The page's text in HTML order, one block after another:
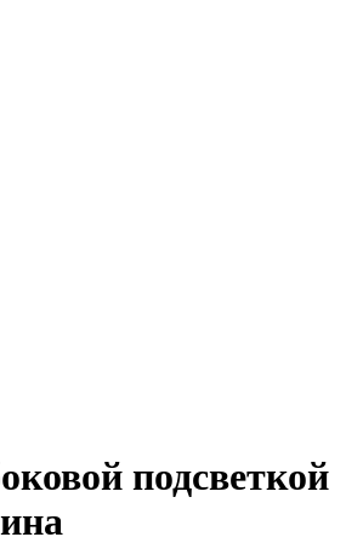
подсветкой